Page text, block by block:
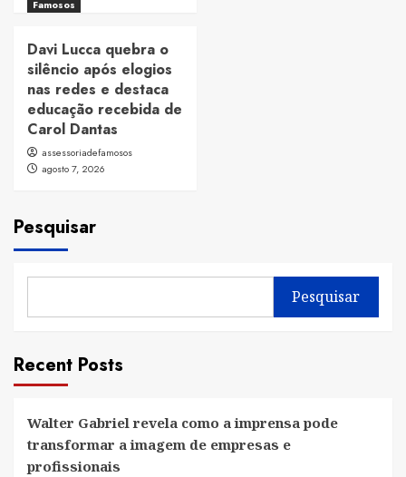
Famosos
Davi Lucca quebra o
silêncio após elogios
nas redes e destaca
educação recebida de
Carol Dantas
assessoriadefamosos
agosto 7, 2026
Pesquisar
Pesquisar
Recent Posts
Walter Gabriel revela como a imprensa pode
transformar a imagem de empresas e
profissionais